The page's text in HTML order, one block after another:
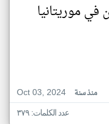
في موريتانيا
Oct 03, 2024
منذ سنة
عدد الكلمات: ٣٧٩